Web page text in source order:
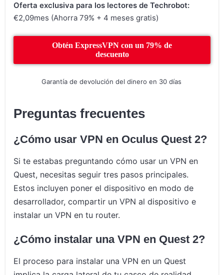
Oferta exclusiva para los lectores de Techrobot:
€2,09mes (Ahorra 79% + 4 meses gratis)
Obtén ExpressVPN con un 79% de
descuento
Garantía de devolución del dinero en 30 días
Preguntas frecuentes
¿Cómo usar VPN en Oculus Quest 2?
Si te estabas preguntando cómo usar un VPN en
Quest, necesitas seguir tres pasos principales.
Estos incluyen poner el dispositivo en modo de
desarrollador, compartir un VPN al dispositivo e
instalar un VPN en tu router.
¿Cómo instalar una VPN en Quest 2?
El proceso para instalar una VPN en un Quest